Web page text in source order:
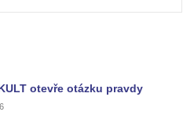
v Ústí nad
otevře otázku pravdy